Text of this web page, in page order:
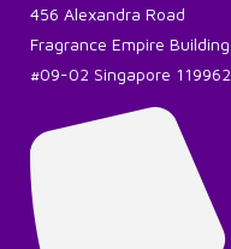
456 Alexandra Road
Fragrance Empire Building
#09-02 Singapore 119962